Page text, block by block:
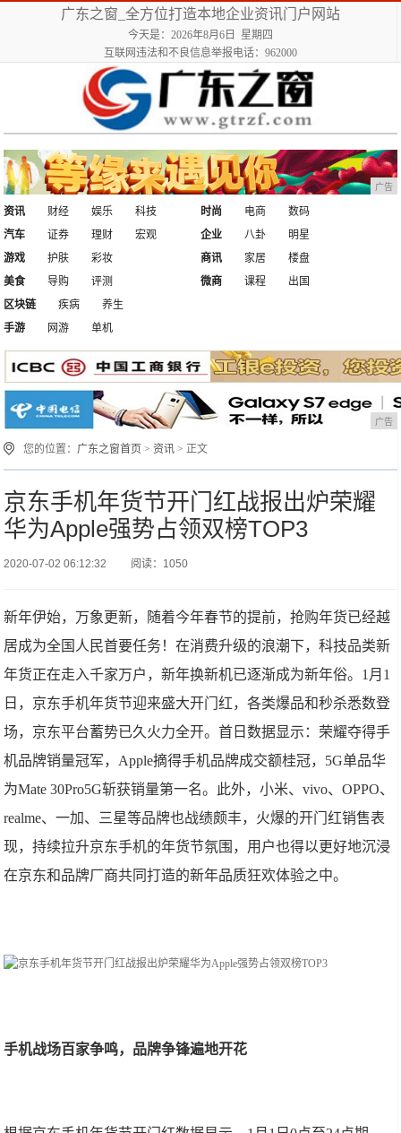
广东之窗_全方位打造本地企业资讯门户网站
今天是：2026年8月6日 星期四
互联网违法和不良信息举报电话：962000
广告
资讯 财经 娱乐
科技
汽车
证券 理财 宏观
时尚 电商
数码
企业
八卦
明星
游戏
护肤
彩妆
美食
导购 评测
商讯 家居
楼盘
微商
课程
出国
区块链
疾病
养生
手游
网游 单机
广告
您的位置： 广东之窗首页 >资讯 > 正文
京东手机年货节开门红战报出炉荣耀
华为Apple强势占领双榜TOP3
2020-07-02 06:12:32 阅读：1050
新年伊始，万象更新，随着今年春节的提前，抢购年货已经越
居成为全国人民首要任务！在消费升级的浪潮下，科技品类新
年货正在走入千家万户，新年换新机已逐渐成为新年俗。1月1
日，京东手机年货节迎来盛大开门红，各类爆品和秒杀悉数登
场，京东平台蓄势已久火力全开。首日数据显示：荣耀夺得手
机品牌销量冠军，Apple摘得手机品牌成交额桂冠，5G单品华
为Mate 30Pro5G斩获销量第一名。此外，小米、vivo、OPPO、
realme、一加、三星等品牌也战绩颇丰，火爆的开门红销售表
现，持续拉升京东手机的年货节氛围，用户也得以更好地沉浸
在京东和品牌厂商共同打造的新年品质狂欢体验之中。
手机战场百家争鸣，品牌争锋遍地开花